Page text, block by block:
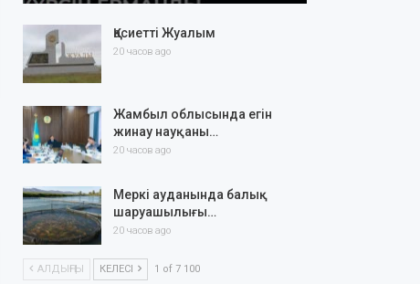
Қасиетті Жуалым
20 часов ago
Жамбыл облысында егін
жинау науқаны…
20 часов ago
Меркі ауданында балық
шаруашылығы…
20 часов ago
АЛДЫҢҒЫ КЕЛЕСІ 1 of 7 100